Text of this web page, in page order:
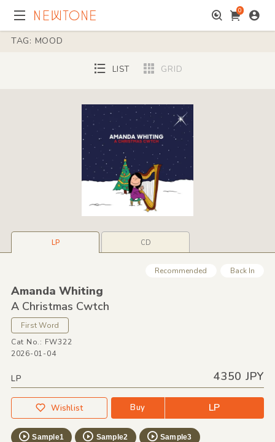
0
TAG: MOOD
LIST GRID
LP CD
Recommended Back In
Amanda Whiting
A Christmas Cwtch
First Word
Cat No.: FW322
2026-01-04
LP 4350 JPY
Wishlist Buy LP
Sample1 Sample2 Sample3